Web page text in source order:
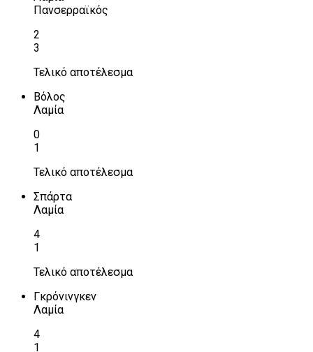
Πανσερραϊκός
2
3
Τελικό αποτέλεσμα
Βόλος
Λαμία
0
1
Τελικό αποτέλεσμα
Σπάρτα
Λαμία
4
1
Τελικό αποτέλεσμα
Γκρόνινγκεν
Λαμία
4
1